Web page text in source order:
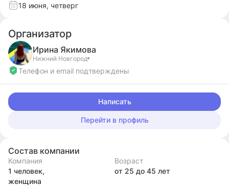
18 июня, четверг
Организатор
Ирина Якимова
Нижний Новгород
Телефон и email подтверждены
Написать
Перейти в профиль
Состав компании
Компания
1 человек,
женщина
Возраст
от 25 до 45 лет